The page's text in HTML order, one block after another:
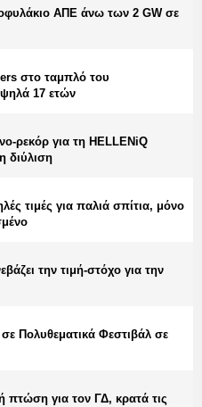
ΑΠΕ άνω των 2 GW σε
στο ταμπλό του
17 ετών
ρεκόρ για τη HELLENiQ
διύλιση
τιμές για παλιά σπίτια, μόνο
την τιμή-στόχο για την
Πολυθεματικά Φεστιβάλ σε
πτώση για τον ΓΔ, κρατά τις